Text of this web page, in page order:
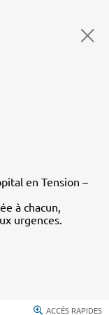
en Tension –
à chacun,
urgences.
ACCÈS RAPIDES